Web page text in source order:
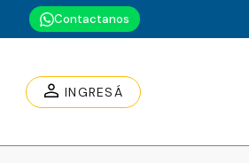
Contactanos
INGRESÁ